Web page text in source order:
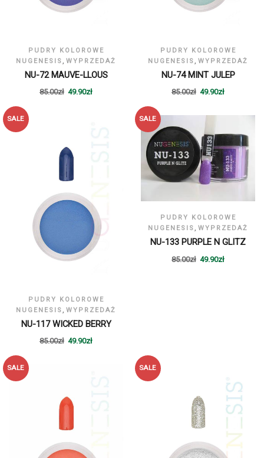
PUDRY KOLOROWE
NUGENESIS, WYPRZEDAŻ
NU-72 MAUVE-LLOUS
85.00zł 49.90zł
PUDRY KOLOROWE
NUGENESIS, WYPRZEDAŻ
NU-74 MINT JULEP
85.00zł 49.90zł
SALE
PUDRY KOLOROWE
NUGENESIS
WYPRZEDAŻ
NU-117 WICKED BERRY
85.00zł 49.90zł
SALE
PUDRY KOLOROWE
NUGENESIS, WYPRZEDAŻ
NU-133 PURPLE N GLITZ
85.00zł 49.90zł
SALE SALE